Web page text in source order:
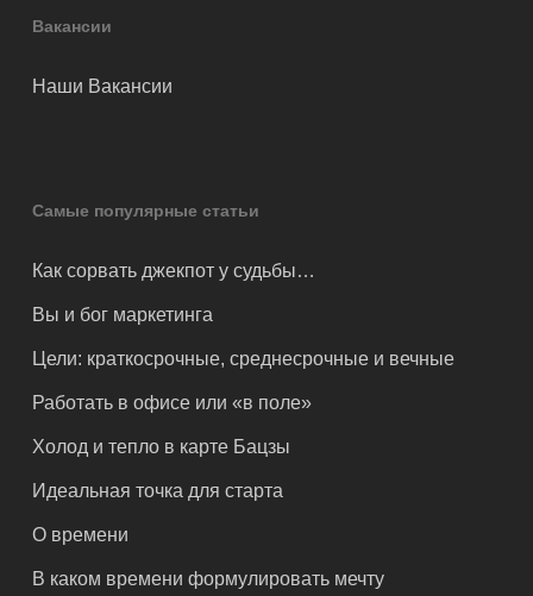
Вакансии
Наши Вакансии
Самые популярные статьи
Как сорвать джекпот у судьбы…
Вы и бог маркетинга
Цели: краткосрочные, среднесрочные и вечные
Работать в офисе или «в поле»
Холод и тепло в карте Бацзы
Идеальная точка для старта
О времени
В каком времени формулировать мечту